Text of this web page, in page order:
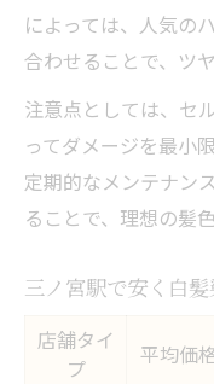
によっては、人気の
合わせることで、ツ
注意点としては、セ
ってダメージを最小
定期的なメンテナン
ることで、理想の髪
三ノ宮駅で安く白
店舗タイ
プ
平均価